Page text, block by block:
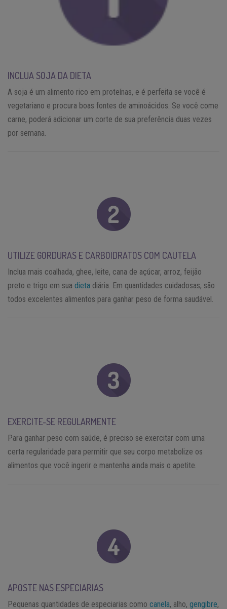
INCLUA SOJA DA DIETA
A soja é um alimento rico em proteínas, e é perfeita se você é
vegetariano e procura boas fontes de aminoácidos. Se você come
carne, poderá adicionar um corte de sua preferência duas vezes
por semana.
UTILIZE GORDURAS E CARBOIDRATOS COM CAUTELA
Inclua mais coalhada, ghee, leite, cana de açúcar, arroz, feijão
preto e trigo em sua dieta diária. Em quantidades cuidadosas, são
todos excelentes alimentos para ganhar peso de forma saudável.
EXERCITE-SE REGULARMENTE
Para ganhar peso com saúde, é preciso se exercitar com uma
certa regularidade para permitir que seu corpo metabolize os
alimentos que você ingerir e mantenha ainda mais o apetite.
APOSTE NAS ESPECIARIAS
Pequenas quantidades de especiarias como canela, alho, gengibre,